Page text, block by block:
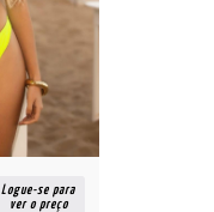
Logue-se para
ver o preço